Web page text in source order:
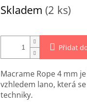
cena:
Skladem (2 ks)
Přidat
Macrame Rope 4 mm
vzhledem lano, která
techniky.